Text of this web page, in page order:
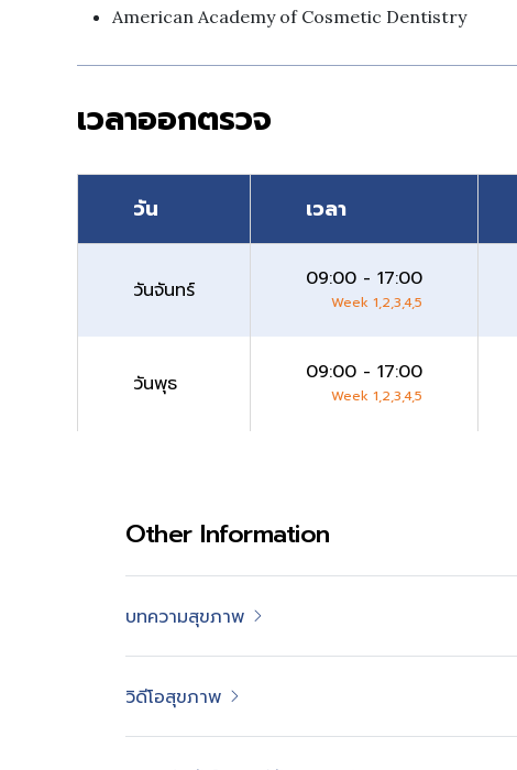
American Academy of Cosmetic Dentistry
เวลาออกตรวจ
วัน เวลา
วันจันทร์ 09:00 - 17:00
Week 1,2,3,4,5
วันพุธ 09:00 - 17:00
Week 1,2,3,4,5
Other Information
บทความสุขภาพ
วิดีโอสุขภาพ